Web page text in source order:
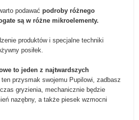
podawać podroby różnego
są w różne mikroelementy.
produktów i specjalne techniki
posiłek.
to jeden z najtwardszych
ten przysmak swojemu Pupilowi, zadbasz
gryzienia, mechanicznie będzie
nazębny, a także piesek wzmocni